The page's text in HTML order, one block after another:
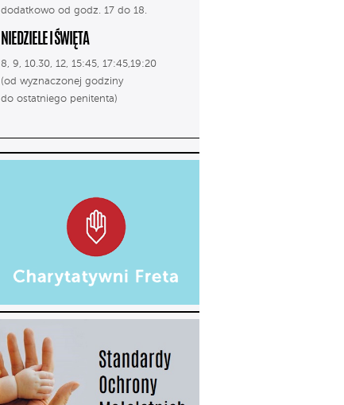
dodatkowo od godz. 17 do 18.
NIEDZIELE I ŚWIĘTA
8, 9, 10.30, 12, 15:45, 17:45,19:20
(od wyznaczonej godziny
do ostatniego penitenta)